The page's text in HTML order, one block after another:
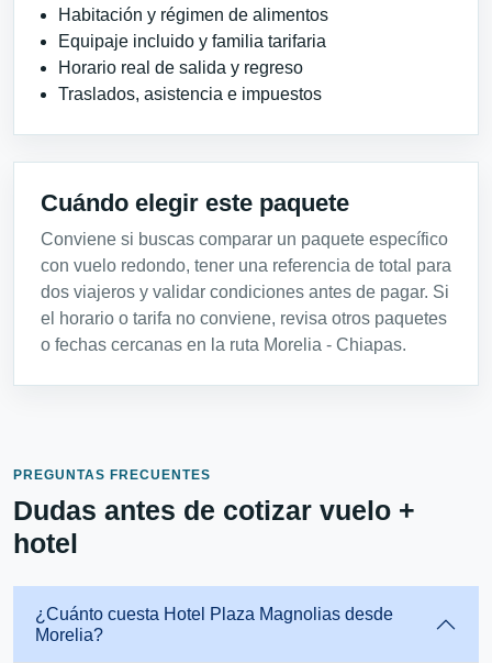
Habitación y régimen de alimentos
Equipaje incluido y familia tarifaria
Horario real de salida y regreso
Traslados, asistencia e impuestos
Cuándo elegir este paquete
Conviene si buscas comparar un paquete específico
con vuelo redondo, tener una referencia de total para
dos viajeros y validar condiciones antes de pagar. Si
el horario o tarifa no conviene, revisa otros paquetes
o fechas cercanas en la ruta Morelia - Chiapas.
PREGUNTAS FRECUENTES
Dudas antes de cotizar vuelo +
hotel
¿Cuánto cuesta Hotel Plaza Magnolias desde
Morelia?